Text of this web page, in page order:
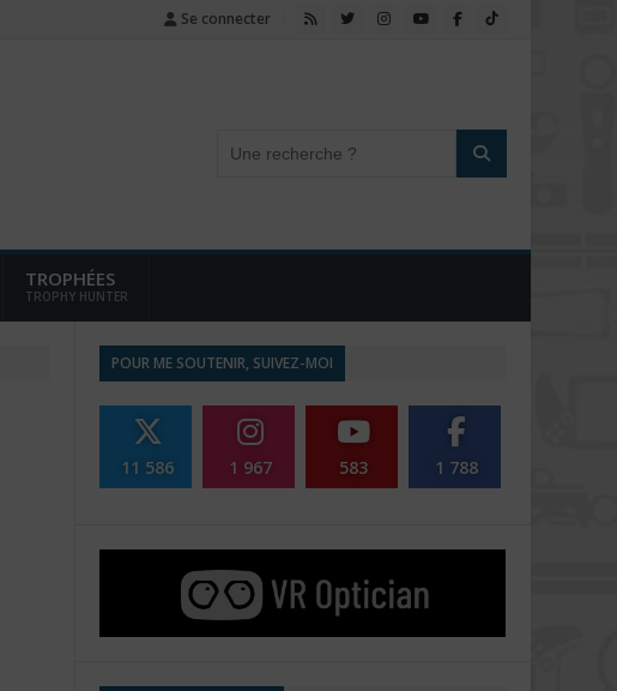
Se connecter
TROPHÉES
TROPHY HUNTER
POUR ME SOUTENIR, SUIVEZ-MOI
11 586 1 967 583 1 788